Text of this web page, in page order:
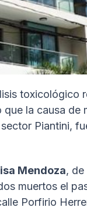
toxicológico
la causa de
Piantini,
Mendoza, de
muertos el
Porfirio